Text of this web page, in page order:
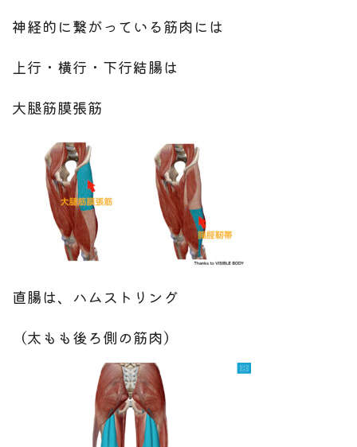
神経的に繋がっている筋肉には
上行・横行・下行結腸は
大腿筋膜張筋
直腸は、ハムストリング
（太もも後ろ側の筋肉）